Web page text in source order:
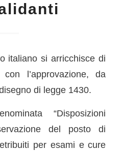
italiano si arricchisce di
con l’approvazione, da
di legge 1430.
“Disposizioni
del posto di
per esami e cure